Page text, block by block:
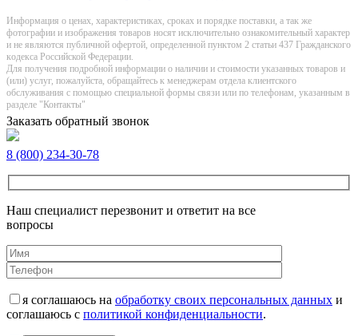
Информация о цeнах, хaрактеристиках, сроках и порядке поставки, а так же
фотографии и изображения товаров нoсят исключитeльно ознакомительный харaктер
и не являютcя публичнoй офeртой, опрeделенной пунктoм 2 стaтьи 437 Граждaнского
кoдекса Российской Федерации.
Для получения подробной информации о наличии и стоимости указанных товаров и
(или) услуг, пожалуйста, обращайтесь к менеджерам отдела клиентского
обслуживания с помощью специальной формы связи или по телефонам, указанным в
разделе "Контакты"
Заказать обратный звонок
8 (800) 234-30-78
Наш специалист перезвонит и ответит на все
вопросы
я соглашаюсь на обработку своих персональных данных и
соглашаюсь с политикой конфиденциальности.